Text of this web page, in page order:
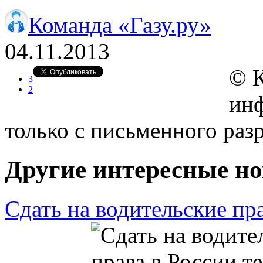
Команда «Газу.ру»
04.11.2013
3
2
©
только с письменного
Другие интересные
Сдать на водительские